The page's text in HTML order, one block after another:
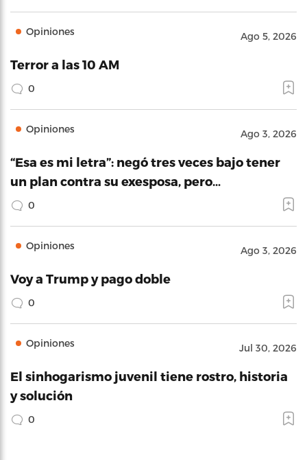
Opiniones Ago 5, 2026
Terror a las 10 AM
0
Opiniones Ago 3, 2026
“Esa es mi letra”: negó tres veces bajo tener
un plan contra su exesposa, pero…
0
Opiniones Ago 3, 2026
Voy a Trump y pago doble
0
Opiniones Jul 30, 2026
El sinhogarismo juvenil tiene rostro, historia
y solución
0